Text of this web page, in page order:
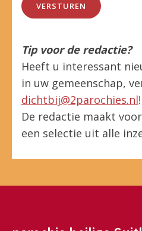
VERSTUREN
Tip voor de redactie?
Heeft u interessant
in uw gemeenschap,
dichtbij@2parochies.nl!
De redactie maakt
een selectie uit alle